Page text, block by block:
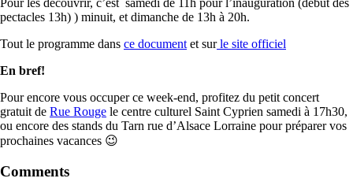
pectacles 13h) ) minuit, et dimanche de 13h à 20h.
Tout le programme dans ce document et surle site officiel
En bref!
Pour encore vous occuper ce week-end, profitez du petit concert
gratuit de Rue Rouge le centre culturel Saint Cyprien samedi à 17h30,
ou encore des stands du Tarn rue d’Alsace Lorraine pour préparer vos
prochaines vacances 😉
Comments